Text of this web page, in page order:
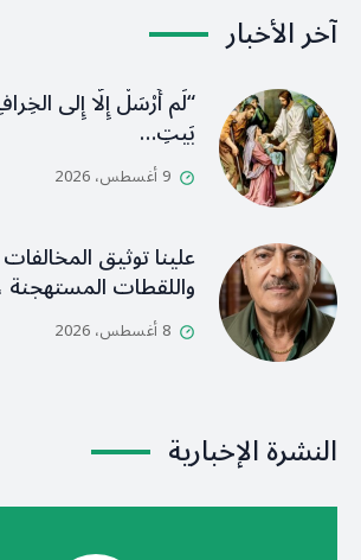
آخر الأخبار
“لَم أُرْسَلْ إِلَّا إِلى
بَيتِ…
9 أغسطس، 2026
علينا توثيق
واللقطات
8 أغسطس، 2026
النشرة الإخبارية